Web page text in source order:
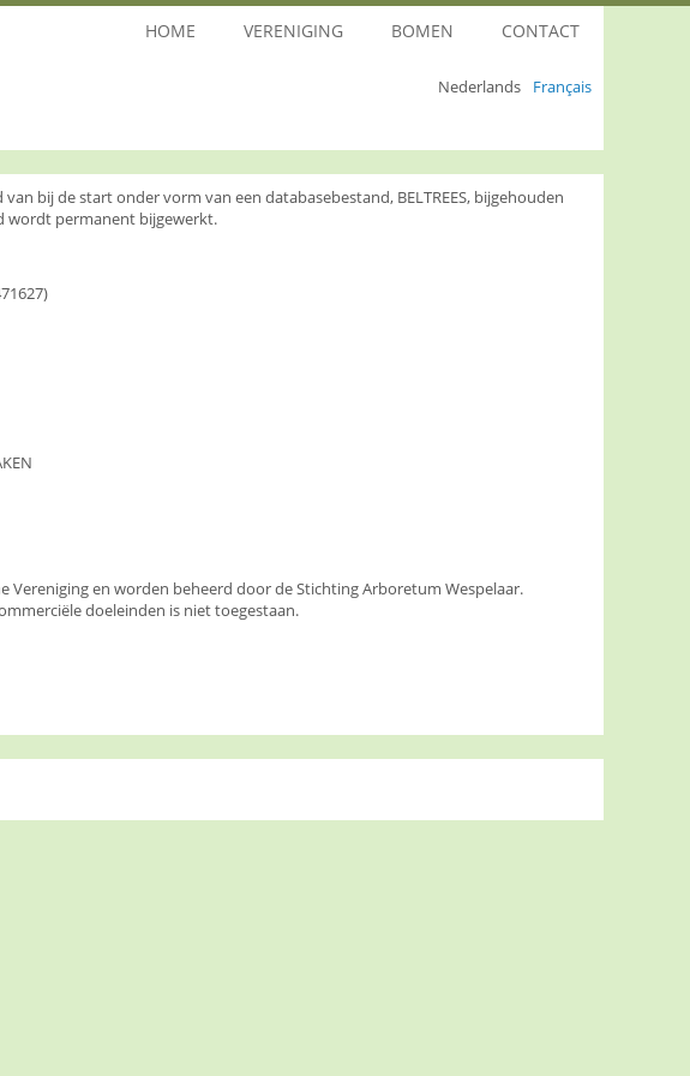
Nederlands Français
HOME VERENIGING BOMEN CONTACT
bij de start onder vorm van een databasebestand, BELTREES, bijgehouden
wordt permanent bijgewerkt.
Vereniging en worden beheerd door de Stichting Arboretum Wespelaar.
doeleinden is niet toegestaan.